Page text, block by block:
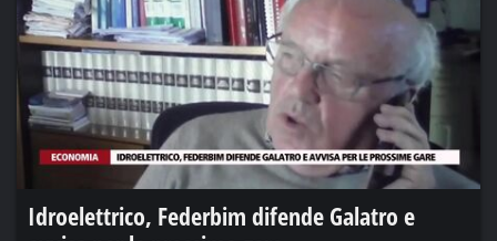
Idroelettrico, Federbim difende Galatro e